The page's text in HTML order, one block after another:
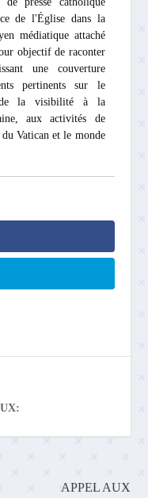
de l'Église dans la
médiatique attaché
objectif de raconter
une couverture
pertinents sur le
de la visibilité à la
aux activités de
Vatican et le monde
APPEL AUX